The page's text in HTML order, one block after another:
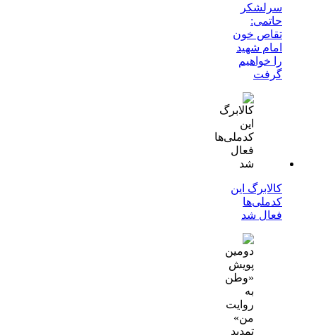
سرلشکر
حاتمی:
تقاص خون
امام شهید
را خواهیم
گرفت
کالابرگ این
کدملی‌ها
فعال شد